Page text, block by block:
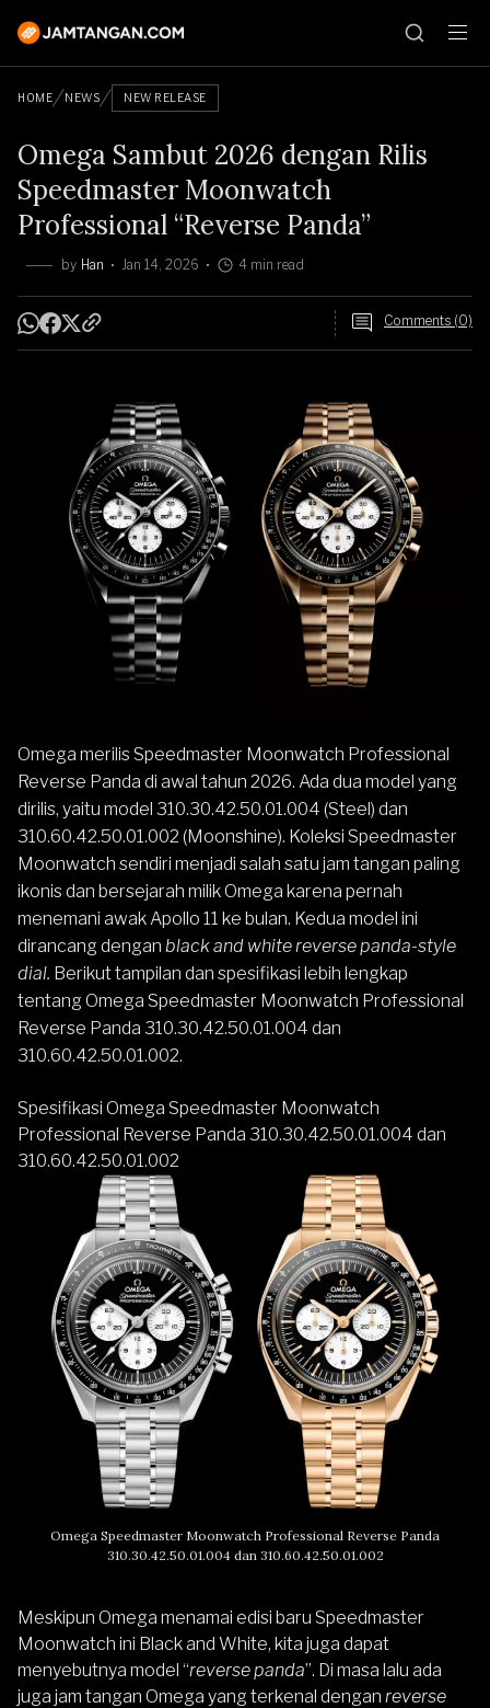
HOME NEWS NEW RELEASE
Omega Sambut 2026 dengan Rilis
Speedmaster Moonwatch
Professional “Reverse Panda”
by Han Jan 14, 2026 4 min read
Comments (0)
Omega merilis Speedmaster Moonwatch Professional
Reverse Panda di awal tahun 2026. Ada dua model yang
dirilis, yaitu model 310.30.42.50.01.004 (Steel) dan
310.60.42.50.01.002 (Moonshine). Koleksi Speedmaster
Moonwatch sendiri menjadi salah satu jam tangan paling
ikonis dan bersejarah milik Omega karena pernah
menemani awak Apollo 11 ke bulan. Kedua model ini
dirancang dengan black and white reverse panda-style
dial. Berikut tampilan dan spesifikasi lebih lengkap
tentang Omega Speedmaster Moonwatch Professional
Reverse Panda 310.30.42.50.01.004 dan
310.60.42.50.01.002.
Spesifikasi Omega Speedmaster Moonwatch
Professional Reverse Panda 310.30.42.50.01.004 dan
310.60.42.50.01.002
Omega Speedmaster Moonwatch Professional Reverse Panda
310.30.42.50.01.004 dan 310.60.42.50.01.002
Meskipun Omega menamai edisi baru Speedmaster
Moonwatch ini Black and White, kita juga dapat
menyebutnya model “reverse panda”. Di masa lalu ada
juga jam tangan Omega yang terkenal dengan reverse